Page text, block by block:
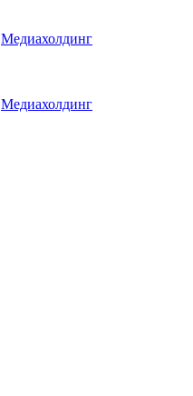
Медиахолдинг
Медиахолдинг